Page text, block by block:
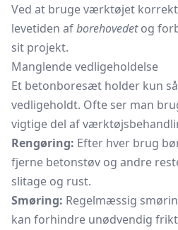
Ved at bruge værktøjet
levetiden afborehovedetog
sit projekt.
Manglende vedligeholdelse
Et betonboresæt holder kun
vedligeholdt. Ofte ser man
vigtige del af
Rengøring: Efter hver brug
fjerne betonstøv og andre
slitage og rust.
Smøring: Regelmæssig
kan forhindre unødvendig